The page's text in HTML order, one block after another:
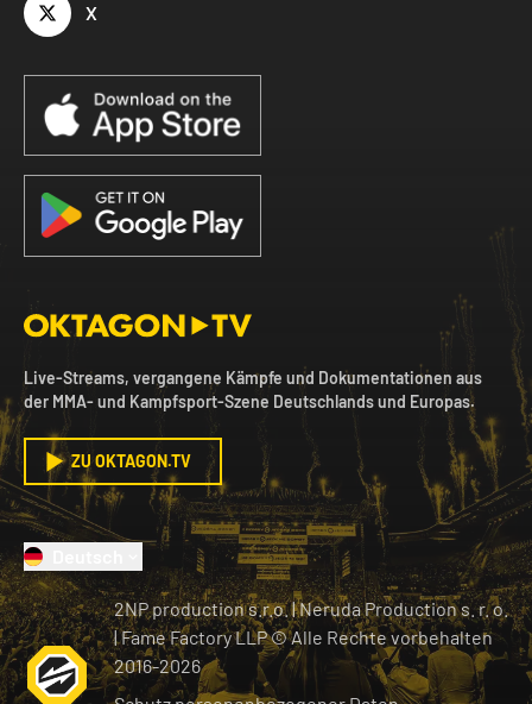
X
Live-Streams, vergangene Kämpfe und Dokumentationen aus
der MMA- und Kampfsport-Szene Deutschlands und Europas.
ZU OKTAGON.TV
2NP production s.r.o.|Neruda Production s. r. o.
| Fame Factory LLP © Alle Rechte vorbehalten
2016-2026